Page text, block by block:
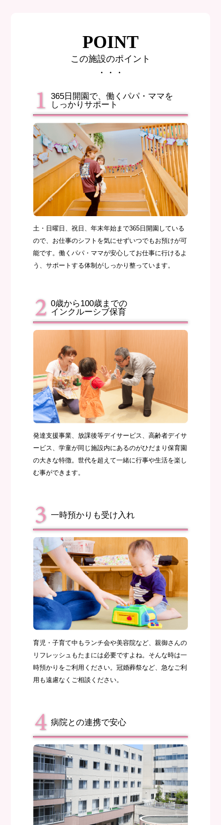
POINT
この施設のポイント
・・・
365日開園で、働くパパ・ママを
しっかりサポート
土・日曜日、祝日、年末年始まで365日開園している
ので、お仕事のシフトを気にせずいつでもお預けが可
能です。働くパパ・ママが安心してお仕事に行けるよ
う、サポートする体制がしっかり整っています。
0歳から100歳までの
インクルーシブ保育
発達支援事業、放課後等デイサービス、高齢者デイサ
ービス、学童が同じ施設内にあるのがひだまり保育園
の大きな特徴。世代を超えて一緒に行事や生活を楽し
む事ができます。
一時預かりも受け入れ
育児・子育て中もランチ会や美容院など、親御さんの
リフレッシュもたまには必要ですよね。そんな時は一
時預かりをご利用ください。冠婚葬祭など、急なご利
用も遠慮なくご相談ください。
病院との連携で安心